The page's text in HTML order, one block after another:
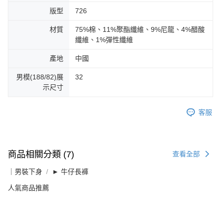
版型 726
材質
75%棉、11%聚酯纖維、9%尼龍、4%醋酸
纖維、1%彈性纖維
產地 中國
男模(188/82)展
示尺寸
32
客服
商品相關分類 (7) 查看全部
｜男裝下身 ► 牛仔長褲
人氣商品推薦